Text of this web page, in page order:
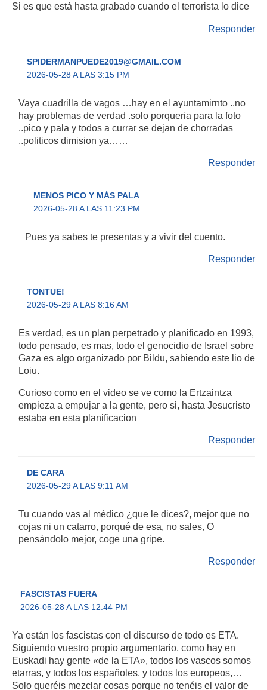
Si es que está hasta grabado cuando el terrorista lo dice
Responder
SPIDERMANPUEDE2019@GMAIL.COM
2026-05-28 A LAS 3:15 PM
Vaya cuadrilla de vagos …hay en el ayuntamirnto ..no
hay problemas de verdad .solo porqueria para la foto
..pico y pala y todos a currar se dejan de chorradas
..politicos dimision ya……
Responder
MENOS PICO Y MÁS PALA
2026-05-28 A LAS 11:23 PM
Pues ya sabes te presentas y a vivir del cuento.
Responder
TONTUE!
2026-05-29 A LAS 8:16 AM
Es verdad, es un plan perpetrado y planificado en 1993,
todo pensado, es mas, todo el genocidio de Israel sobre
Gaza es algo organizado por Bildu, sabiendo este lio de
Loiu.
Curioso como en el video se ve como la Ertzaintza
empieza a empujar a la gente, pero si, hasta Jesucristo
estaba en esta planificacion
Responder
DE CARA
2026-05-29 A LAS 9:11 AM
Tu cuando vas al médico ¿que le dices?, mejor que no
cojas ni un catarro, porqué de esa, no sales, O
pensándolo mejor, coge una gripe.
Responder
FASCISTAS FUERA
2026-05-28 A LAS 12:44 PM
Ya están los fascistas con el discurso de todo es ETA.
Siguiendo vuestro propio argumentario, como hay en
Euskadi hay gente «de la ETA», todos los vascos somos
etarras, y todos los españoles, y todos los europeos,…
Solo queréis mezclar cosas porque no tenéis el valor de